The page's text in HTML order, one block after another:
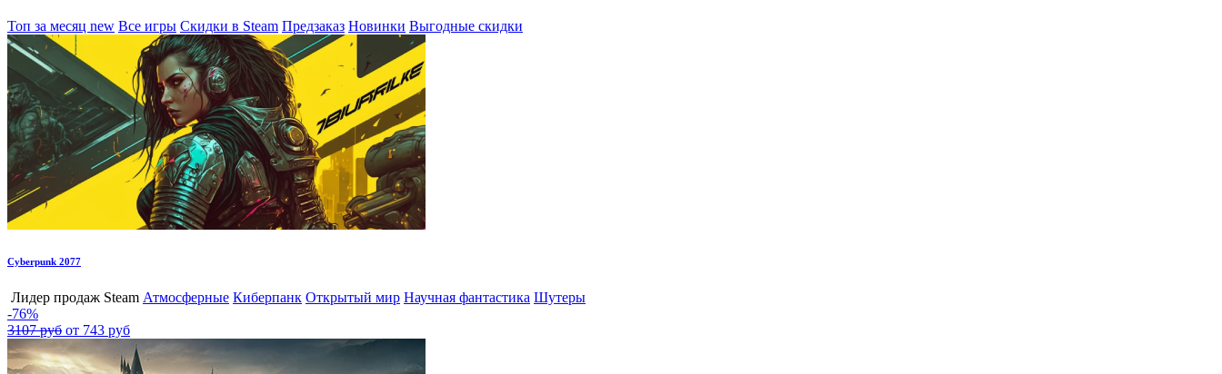
Топ за месяц new Все игры Скидки в Steam Предзаказ Новинки Выгодные скидки
Cyberpunk 2077
Лидер продаж Steam Атмосферные Киберпанк Открытый мир Научная фантастика Шутеры
-76%
3107 руб от 743 руб